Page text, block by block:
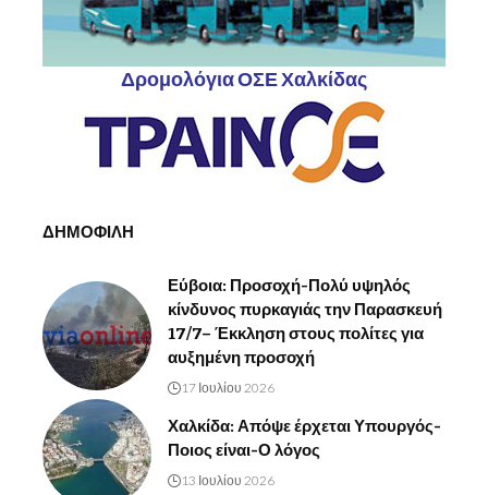
Δρομολόγια ΟΣΕ Χαλκίδας
ΔΗΜΟΦΙΛΗ
Εύβοια: Προσοχή-Πολύ υψηλός
κίνδυνος πυρκαγιάς την Παρασκευή
17/7– Έκκληση στους πολίτες για
αυξημένη προσοχή
17 Ιουλίου 2026
Χαλκίδα: Απόψε έρχεται Υπουργός-
Ποιος είναι-Ο λόγος
13 Ιουλίου 2026